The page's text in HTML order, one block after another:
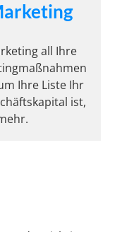
all Ihre
Ihre Liste Ihr
ist,